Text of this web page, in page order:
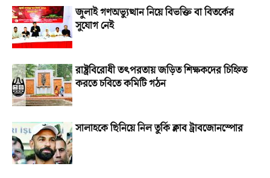
জুলাই গণঅভ্যুত্থান নিয়ে বিভক্তি বা বিতর্কের
সুযোগ নেই
রাষ্ট্রবিরোধী তৎপরতায় জড়িত শিক্ষকদের চিহ্নিত
করতে চবিতে কমিটি গঠন
সালাহকে ছিনিয়ে নিল তুর্কি ক্লাব ট্রাবজোনস্পোর